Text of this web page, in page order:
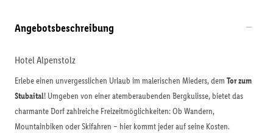
Angebotsbeschreibung
Hotel Alpenstolz
Erlebe einen unvergesslichen Urlaub im malerischen Mieders, dem Tor zum
Stubaital! Umgeben von einer atemberaubenden Bergkulisse, bietet das
charmante Dorf zahlreiche Freizeitmöglichkeiten: Ob Wandern,
Mountainbiken oder Skifahren – hier kommt jeder auf seine Kosten.